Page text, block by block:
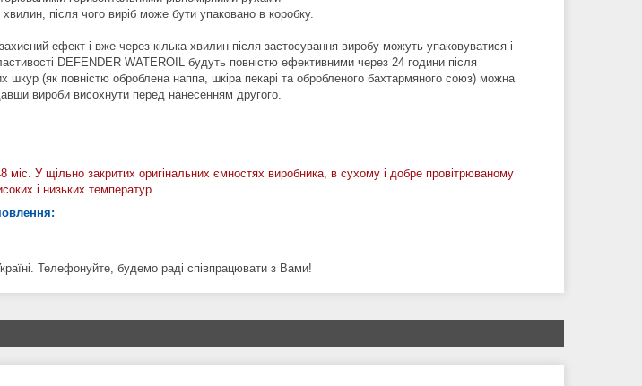
після чого виріб може бути упаковано в коробку.
ефект і вже через кілька хвилин після застосування виробу можуть упаковуватися і
DEFENDER WATEROIL будуть повністю ефективними через 24 години після
шкур (як повністю оброблена наппа, шкіра пекарі та обробленого бахтармяного союз) можна
вироби висохнути перед нанесенням другого.
міс. У щільно закритих оригінальних ємностях виробника, в сухому і добре провітрюваному
і низьких температур.
Телефонуйте, будемо раді співпрацювати з Вами!